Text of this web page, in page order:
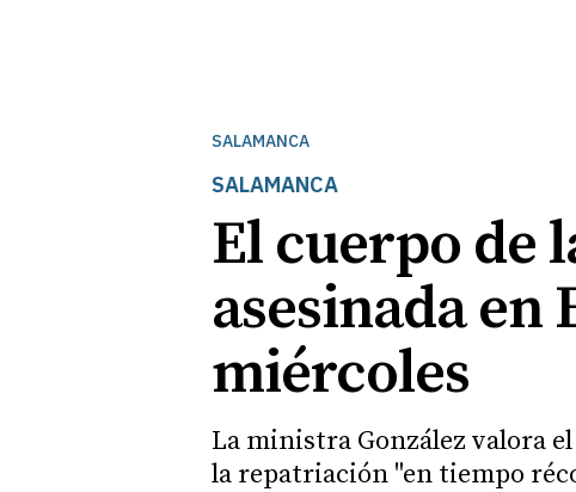
SALAMANCA
SALAMANCA
El cuerpo de
asesinada en
miércoles
La ministra González valora
la repatriación "en tiempo